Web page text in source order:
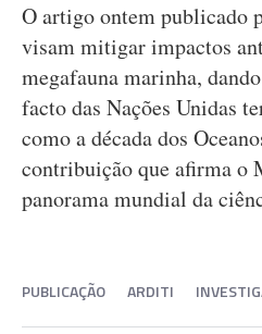
O artigo ontem publicado
visam mitigar impactos
megafauna marinha,
facto das Nações Unidas
como a década dos
contribuição que afirma o
panorama mundial da
PUBLICAÇÃO ARDITI